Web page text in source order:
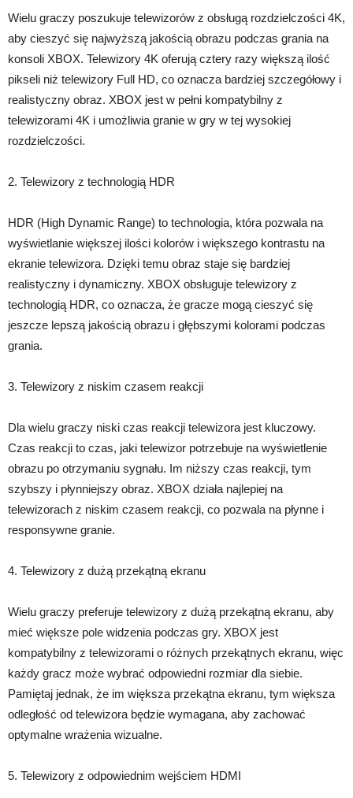
Wielu graczy poszukuje telewizorów z obsługą rozdzielczości 4K,
aby cieszyć się najwyższą jakością obrazu podczas grania na
konsoli XBOX. Telewizory 4K oferują cztery razy większą ilość
pikseli niż telewizory Full HD, co oznacza bardziej szczegółowy i
realistyczny obraz. XBOX jest w pełni kompatybilny z
telewizorami 4K i umożliwia granie w gry w tej wysokiej
rozdzielczości.
2. Telewizory z technologią HDR
HDR (High Dynamic Range) to technologia, która pozwala na
wyświetlanie większej ilości kolorów i większego kontrastu na
ekranie telewizora. Dzięki temu obraz staje się bardziej
realistyczny i dynamiczny. XBOX obsługuje telewizory z
technologią HDR, co oznacza, że ​​gracze mogą cieszyć się
jeszcze lepszą jakością obrazu i głębszymi kolorami podczas
grania.
3. Telewizory z niskim czasem reakcji
Dla wielu graczy niski czas reakcji telewizora jest kluczowy.
Czas reakcji to czas, jaki telewizor potrzebuje na wyświetlenie
obrazu po otrzymaniu sygnału. Im niższy czas reakcji, tym
szybszy i płynniejszy obraz. XBOX działa najlepiej na
telewizorach z niskim czasem reakcji, co pozwala na płynne i
responsywne granie.
4. Telewizory z dużą przekątną ekranu
Wielu graczy preferuje telewizory z dużą przekątną ekranu, aby
mieć większe pole widzenia podczas gry. XBOX jest
kompatybilny z telewizorami o różnych przekątnych ekranu, więc
każdy gracz może wybrać odpowiedni rozmiar dla siebie.
Pamiętaj jednak, że im większa przekątna ekranu, tym większa
odległość od telewizora będzie wymagana, aby zachować
optymalne wrażenia wizualne.
5. Telewizory z odpowiednim wejściem HDMI